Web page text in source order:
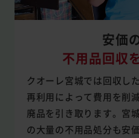
安価
不用品回収
クオーレ宮城では回収し
再利用によって費用を削
廃品を引き取ります。宮
の大量の不用品処分も安価